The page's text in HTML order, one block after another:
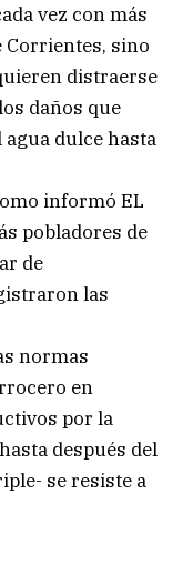
vez con más
Corrientes, sino
distraerse
daños que
dulce hasta
informó EL
pobladores de
de
las
normas
en
por la
después del
se resiste a